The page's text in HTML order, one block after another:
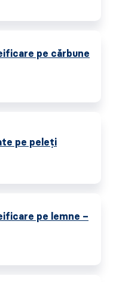
pe cărbune
pe peleţi
pe lemne –